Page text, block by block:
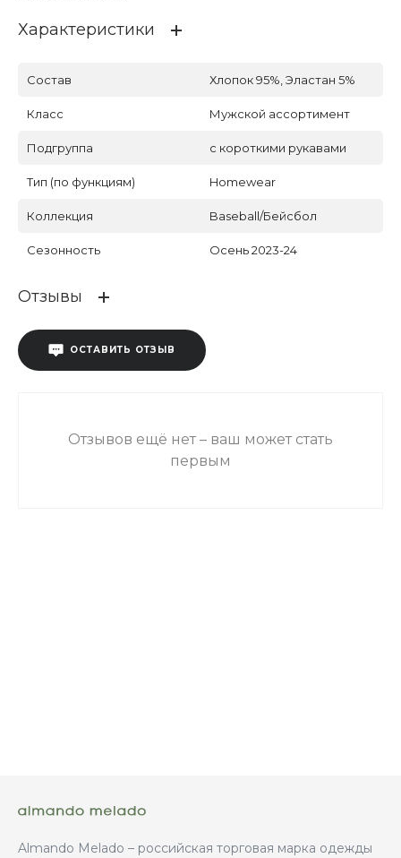
Характеристики
Состав Хлопок 95%, Эластан 5%
Класс Мужской ассортимент
Подгруппа с короткими рукавами
Тип (по функциям) Homewear
Коллекция Baseball/Бейсбол
Сезонность Осень 2023-24
Отзывы
ОСТАВИТЬ ОТЗЫВ
Отзывов ещё нет – ваш может стать
первым
Almando Melado – российская торговая марка одежды